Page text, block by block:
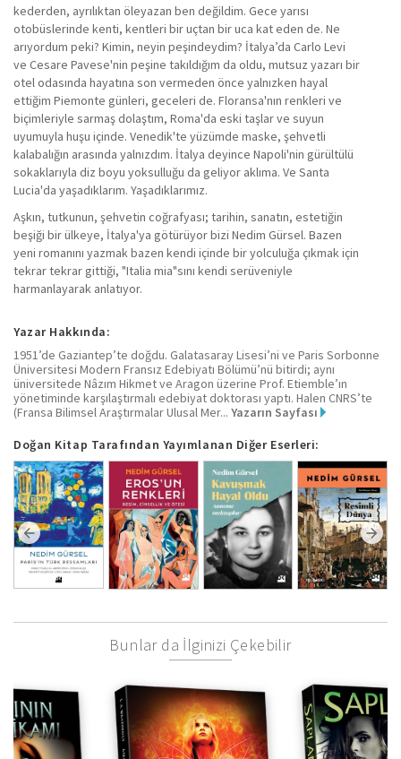
kederden, ayrılıktan öleyazan ben değildim. Gece yarısı
otobüslerinde kenti, kentleri bir uçtan bir uca kat eden de. Ne
arıyordum peki? Kimin, neyin peşindeydim? İtalya’da Carlo Levi
ve Cesare Pavese'nin peşine takıldığım da oldu, mutsuz yazarı bir
otel odasında hayatına son vermeden önce yalnızken hayal
ettiğim Piemonte günleri, geceleri de. Floransa'nın renkleri ve
biçimleriyle sarmaş dolaştım, Roma'da eski taşlar ve suyun
uyumuyla huşu içinde. Venedik'te yüzümde maske, şehvetli
kalabalığın arasında yalnızdım. İtalya deyince Napoli'nin gürültülü
sokaklarıyla diz boyu yoksulluğu da geliyor aklıma. Ve Santa
Lucia'da yaşadıklarım. Yaşadıklarımız.
Aşkın, tutkunun, şehvetin coğrafyası; tarihin, sanatın, estetiğin
beşiği bir ülkeye, İtalya'ya götürüyor bizi Nedim Gürsel. Bazen
yeni romanını yazmak bazen kendi içinde bir yolculuğa çıkmak için
tekrar tekrar gittiği, "Italia mia"sını kendi serüveniyle
harmanlayarak anlatıyor.
Yazar Hakkında:
1951’de Gaziantep’te doğdu. Galatasaray Lisesi’ni ve Paris Sorbonne
Üniversitesi Modern Fransız Edebiyatı Bölümü’nü bitirdi; aynı
üniversitede Nâzım Hikmet ve Aragon üzerine Prof. Etiemble’ın
yönetiminde karşılaştırmalı edebiyat doktorası yaptı. Halen CNRS’te
(Fransa Bilimsel Araştırmalar Ulusal Mer... Yazarın Sayfası
Doğan Kitap Tarafından Yayımlanan Diğer Eserleri:
Bunlar da İlginizi Çekebilir